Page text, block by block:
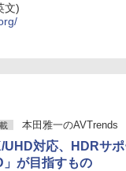
文)
本田雅一のAVTrends
UHD対応、HDRサ
」が目指すもの